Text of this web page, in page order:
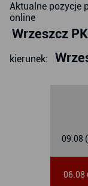
Aktualne pozycje
online
Wrzeszcz
kierunek:
06.08
09.08